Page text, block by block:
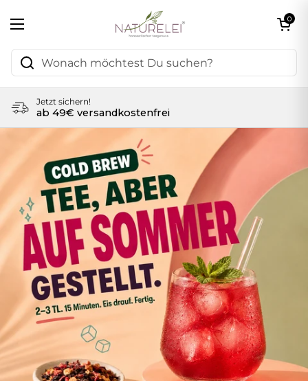
Menü öffnen
Warenkorb
0
Jetzt sichern!
ab 49€ versandkostenfrei